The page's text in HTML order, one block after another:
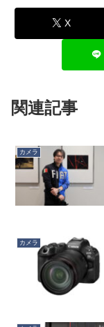
X
関連記事
カメラ
カメラ